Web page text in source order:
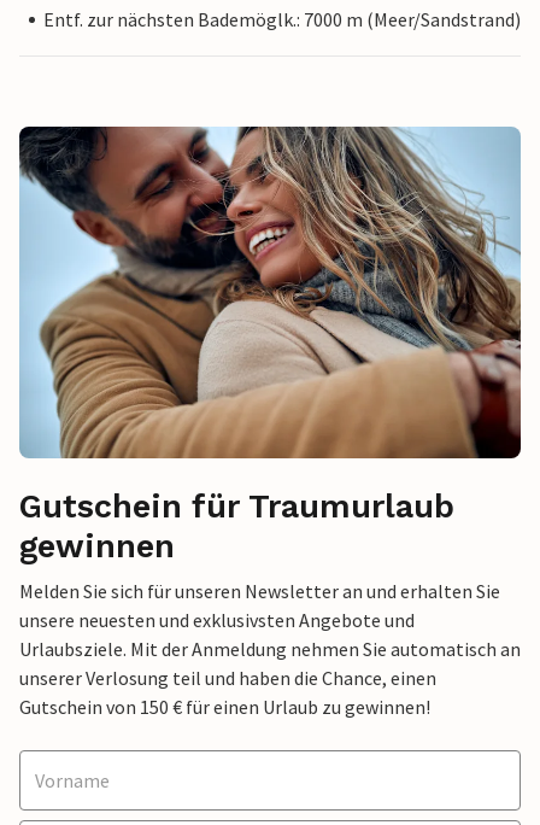
Entf. zur nächsten Bademöglk.: 7000 m (Meer/Sandstrand)
Gutschein für Traumurlaub
gewinnen
Melden Sie sich für unseren Newsletter an und erhalten Sie
unsere neuesten und exklusivsten Angebote und
Urlaubsziele. Mit der Anmeldung nehmen Sie automatisch an
unserer Verlosung teil und haben die Chance, einen
Gutschein von 150 € für einen Urlaub zu gewinnen!